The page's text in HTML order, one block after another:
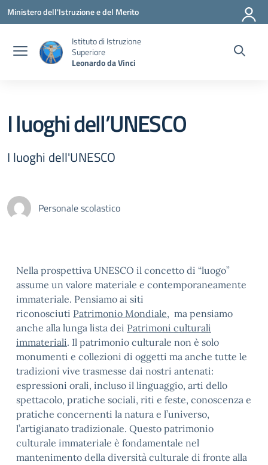
Vai ai contenuti
Vai al menu di navigazione
Vai al footer
Ministero dell'Istruzione e del Merito
Istituto di Istruzione
Superiore
Leonardo da Vinci
I luoghi dell’UNESCO
I luoghi dell'UNESCO
Personale scolastico
Nella prospettiva UNESCO il concetto di “luogo”
assume un valore materiale e contemporaneamente
immateriale. Pensiamo ai siti
riconosciuti Patrimonio Mondiale, ma pensiamo
anche alla lunga lista dei Patrimoni culturali
immateriali. Il patrimonio culturale non è solo
monumenti e collezioni di oggetti ma anche tutte le
tradizioni vive trasmesse dai nostri antenati:
espressioni orali, incluso il linguaggio, arti dello
spettacolo, pratiche sociali, riti e feste, conoscenza e
pratiche concernenti la natura e l’universo,
l’artigianato tradizionale. Questo patrimonio
culturale immateriale è fondamentale nel
mantenimento della diversità culturale di fronte alla